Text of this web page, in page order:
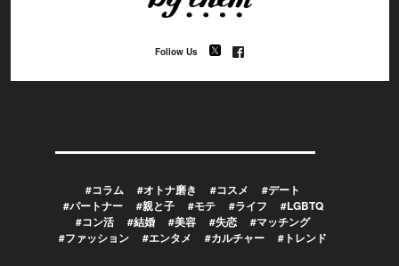
Follow Us
#コラム #オトナ磨き #コスメ
#デート
#パートナー
#親と子 #モテ #ライフ
#LGBTQ
#コン活
#結婚 #美容 #失恋
#マッチング
#ファッション
#エンタメ #カルチャー #トレンド